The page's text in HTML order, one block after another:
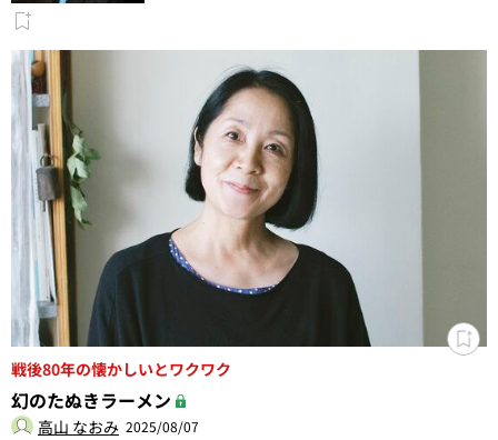
戦後80年の懐かしいとワクワク
幻のたぬきラーメン
高山 なおみ 2025/08/07